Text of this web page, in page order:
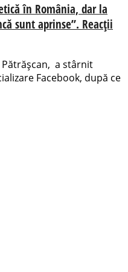
în România, dar la
sunt aprinse”. Reacții
a stârnit
Facebook, după ce